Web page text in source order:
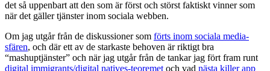
det så uppenbart att den som är först och störst faktiskt vinner som
när det gäller tjänster inom sociala webben.
Om jag utgår från de diskussioner som förts inom sociala media-
sfären, och där ett av de starkaste behoven är riktigt bra
“mashuptjänster” och när jag utgår från de tankar jag fört fram runt
digital immigrants/digital natives-teoremet och vad nästa killer app